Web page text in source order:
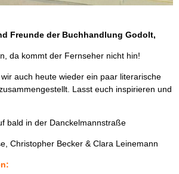
Freunde der Buchhandlung Godolt,
da kommt der Fernseher nicht hin!
auch heute wieder ein paar literarische
Lasst euch inspirieren und
bald in der Danckelmannstraße
Christopher Becker & Clara Leinemann